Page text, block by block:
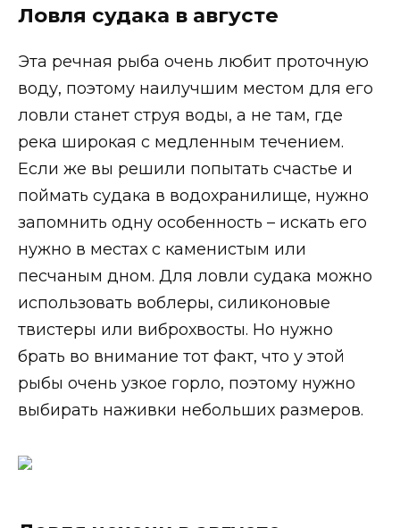
Ловля судака в августе
Эта речная рыба очень любит проточную
воду, поэтому наилучшим местом для его
ловли станет струя воды, а не там, где
река широкая с медленным течением.
Если же вы решили попытать счастье и
поймать судака в водохранилище, нужно
запомнить одну особенность – искать его
нужно в местах с каменистым или
песчаным дном. Для ловли судака можно
использовать воблеры, силиконовые
твистеры или виброхвосты. Но нужно
брать во внимание тот факт, что у этой
рыбы очень узкое горло, поэтому нужно
выбирать наживки небольших размеров.